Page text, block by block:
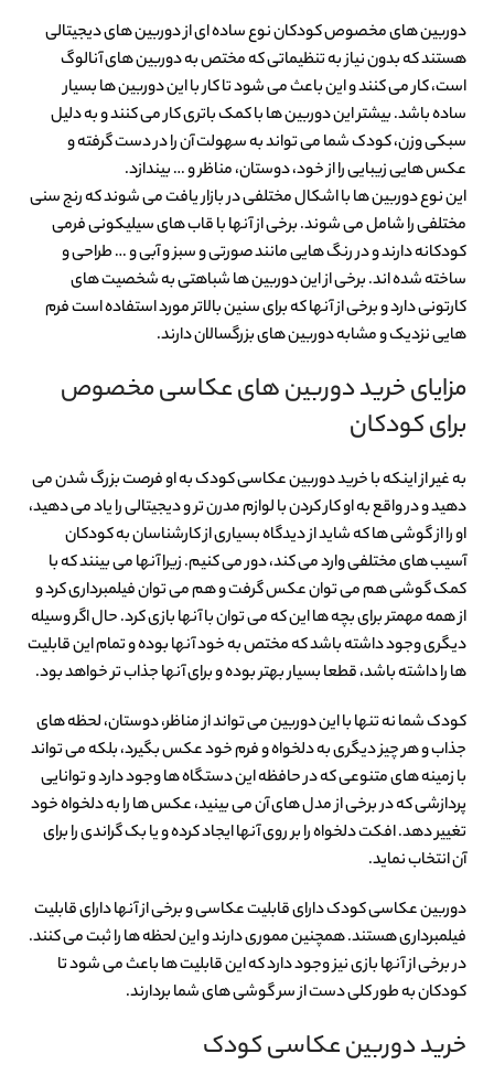
دوربین های مخصوص کودکان نوع ساده ای از دوربین های دیجیتالی
هستند که بدون نیاز به تنظیماتی که مختص به دوربین های آنالوگ
است، کار می کنند و این باعث می شود تا کار با این دوربین ها بسیار
ساده باشد. بیشتر این دوربین ها با کمک باتری کار می کنند و به دلیل
سبکی وزن، کودک شما می تواند به سهولت آن را در دست گرفته و
عکس هایی زیبایی را از خود، دوستان، مناظر و … بیندازد.
این نوع دوربین ها با اشکال مختلفی در بازار یافت می شوند که رنج سنی
مختلفی را شامل می شوند. برخی از آنها با قاب های سیلیکونی فرمی
کودکانه دارند و در رنگ هایی مانند صورتی و سبز و آبی و … طراحی و
ساخته شده اند. برخی از این دوربین ها شباهتی به شخصیت های
کارتونی دارد و برخی از آنها که برای سنین بالاتر مورد استفاده است فرم
هایی نزدیک و مشابه دوربین های بزرگسالان دارند.
مزایای خرید دوربین های عکاسی مخصوص
برای کودکان
به غیر از اینکه با خرید دوربین عکاسی کودک به او فرصت بزرگ شدن می
دهید و در واقع به او کار کردن با لوازم مدرن تر و دیجیتالی را یاد می دهید،
او را از گوشی ها که شاید از دیدگاه بسیاری از کارشناسان به کودکان
آسیب های مختلفی وارد می کند، دور می کنیم. زیرا آنها می بینند که با
کمک گوشی هم می توان عکس گرفت و هم می توان فیلمبرداری کرد و
از همه مهمتر برای بچه ها این که می توان با آنها بازی کرد. حال اگر وسیله
دیگری وجود داشته باشد که مختص به خود آنها بوده و تمام این قابلیت
ها را داشته باشد، قطعا بسیار بهتر بوده و برای آنها جذاب تر خواهد بود.
کودک شما نه تنها با این دوربین می تواند از مناظر، دوستان، لحظه های
جذاب و هر چیز دیگری به دلخواه و فرم خود عکس بگیرد، بلکه می تواند
با زمینه های متنوعی که در حافظه این دستگاه ها وجود دارد و توانایی
پردازشی که در برخی از مدل های آن می بینید، عکس ها را به دلخواه خود
تغییر دهد. افکت دلخواه را بر روی آنها ایجاد کرده و یا بک گراندی را برای
آن انتخاب نماید.
دوربین عکاسی کودک دارای قابلیت عکاسی و برخی از آنها دارای قابلیت
فیلمبرداری هستند. همچنین مموری دارند و این لحظه ها را ثبت می کنند.
در برخی از آنها بازی نیز وجود دارد که این قابلیت ها باعث می شود تا
کودکان به طور کلی دست از سر گوشی های شما بردارند.
خرید دوربین عکاسی کودک